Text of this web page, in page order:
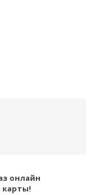
онлайн
карты!